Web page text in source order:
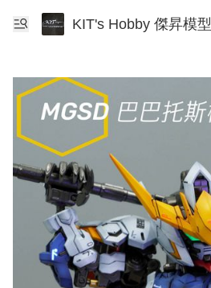
KIT's Hobby 傑昇模型